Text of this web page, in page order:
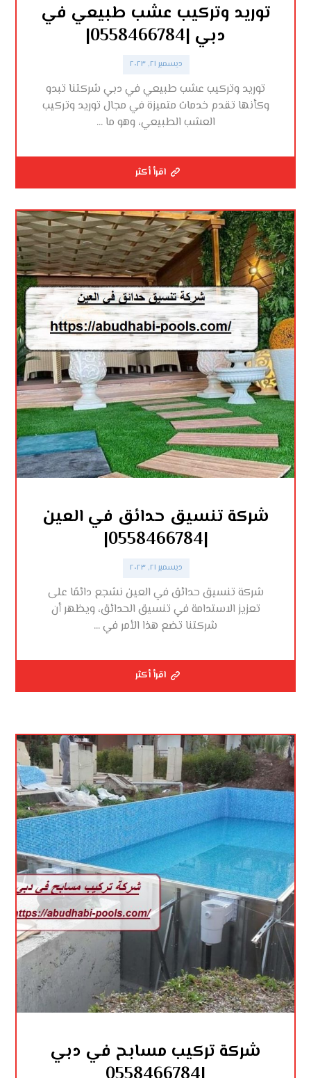
توريد وتركيب عشب طبيعي في
دبي |0558466784|
ديسمبر ٢١, ٢٠٢٣
توريد وتركيب عشب طبيعي في دبي شركتنا تبدو
وكأنها تقدم خدمات متميزة في مجال توريد وتركيب
العشب الطبيعي، وهو ما ...
اقرأ أكثر
شركة تنسيق حدائق في العين
|0558466784|
ديسمبر ٢١, ٢٠٢٣
شركة تنسيق حدائق في العين نشجع دائمًا على
تعزيز الاستدامة في تنسيق الحدائق، ويظهر أن
شركتنا تضع هذا الأمر في ...
اقرأ أكثر
شركة تركيب مسابح في دبي